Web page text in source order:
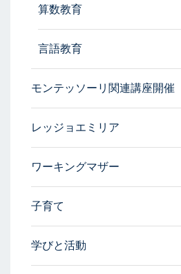
算数教育
言語教育
モンテッソーリ関連講座開催
レッジョエミリア
ワーキングマザー
子育て
学びと活動